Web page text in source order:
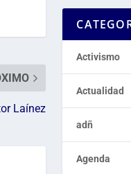
Laínez
Activismo
Actualidad
adñ
Agenda